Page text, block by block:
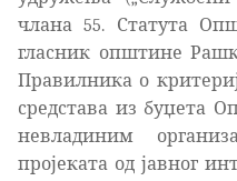
члана 55. Статута
гласник општине
Правилника о
средстава из буџета
невладиним
пројеката од јавног